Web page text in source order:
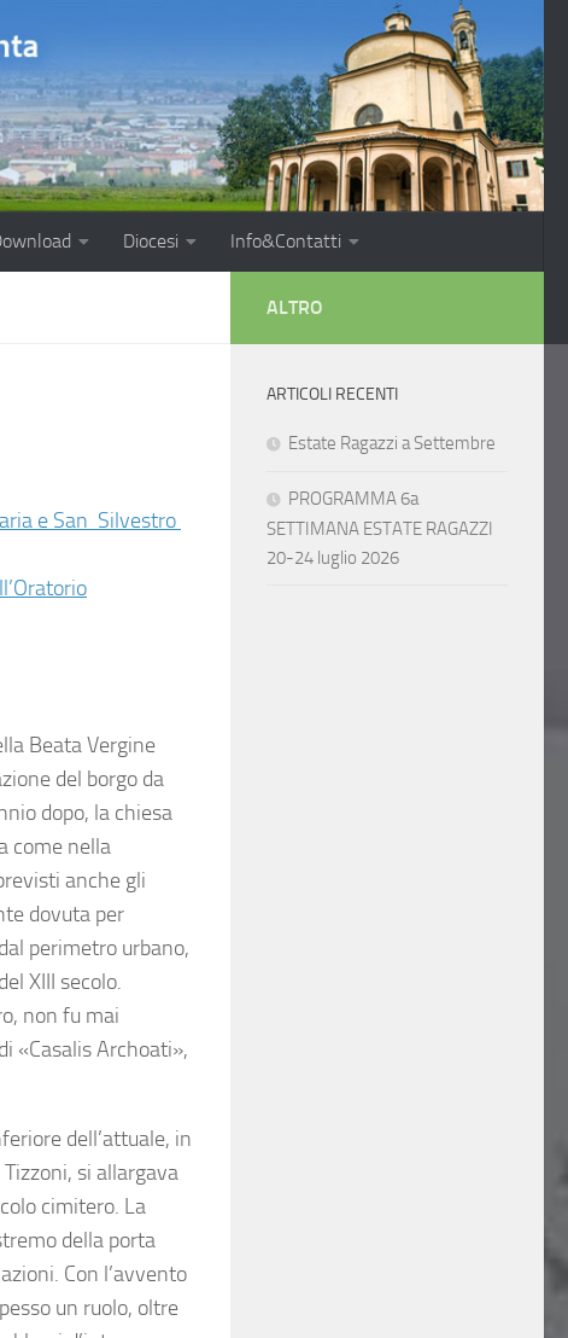
Diocesi Info&Contatti
e San Silvestro
Beata Vergine
del borgo da
dopo, la chiesa
come nella
anche gli
dovuta per
perimetro urbano,
XIII secolo.
non fu mai
«Casalis Archoati»,
dell’attuale, in
si allargava
cimitero. La
della porta
Con l’avvento
un ruolo, oltre
ALTRO
ARTICOLI RECENTI
Estate Ragazzi a Settembre
PROGRAMMA 6a
SETTIMANA ESTATE RAGAZZI
20-24 luglio 2026